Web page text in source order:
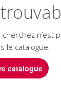
n’est
le catalogue.
catalogue